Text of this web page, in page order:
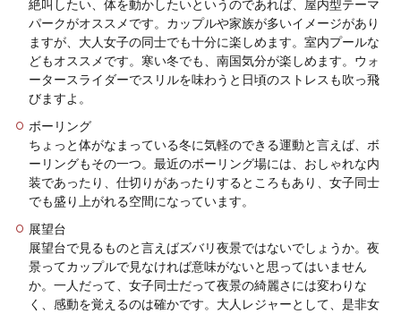
絶叫したい、体を動かしたいというのであれば、屋内型テーマ
パークがオススメです。カップルや家族が多いイメージがあり
ますが、大人女子の同士でも十分に楽しめます。室内プールな
どもオススメです。寒い冬でも、南国気分が楽しめます。ウォ
ータースライダーでスリルを味わうと日頃のストレスも吹っ飛
びますよ。
ボーリング
ちょっと体がなまっている冬に気軽のできる運動と言えば、ボ
ーリングもその一つ。最近のボーリング場には、おしゃれな内
装であったり、仕切りがあったりするところもあり、女子同士
でも盛り上がれる空間になっています。
展望台
展望台で見るものと言えばズバリ夜景ではないでしょうか。夜
景ってカップルで見なければ意味がないと思ってはいません
か。一人だって、女子同士だって夜景の綺麗さには変わりな
く、感動を覚えるのは確かです。大人レジャーとして、是非女